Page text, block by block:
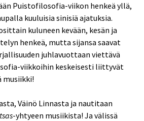
Puistofilosofia-viikon henkeä yllä,
kuuluisia sinisiä ajatuksia.
kuluneen kevään, kesän ja
henkeä, mutta sijansa saavat
juhlavuottaan viettävä
viikkoihin keskeisesti liittyvät
musiikki!
Väinö Linnasta ja nautitaan
-yhtyeen musiikista! Ja välissä